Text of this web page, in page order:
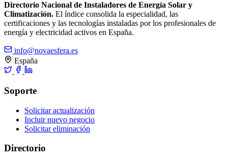
Directorio Nacional de Instaladores de Energía Solar y
Climatización. El índice consolida la especialidad, las
certificaciones y las tecnologías instaladas por los profesionales de
energía y electricidad activos en España.
info@novaesfera.es
España
Soporte
Solicitar actualización
Incluir nuevo negocio
Solicitar eliminación
Directorio